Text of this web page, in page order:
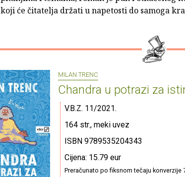
koji će čitatelja držati u napetosti do samoga
MILAN TRENC
Chandra u potrazi za
V.B.Z. 11/2021.
164 str., meki uvez
ISBN 9789535204343
Cijena: 15.79 eur
Preračunato po fiksnom tečaju konverzije